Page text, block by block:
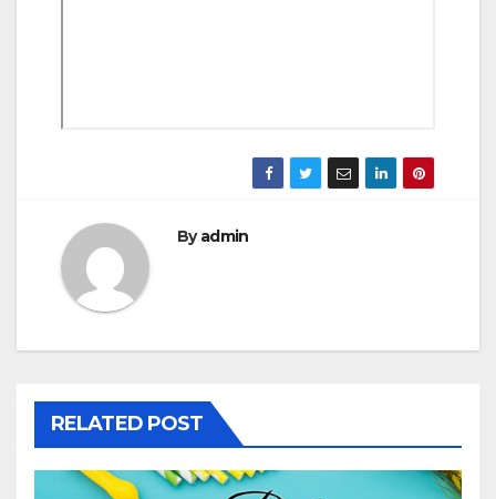
Byadmin
RELATED POST